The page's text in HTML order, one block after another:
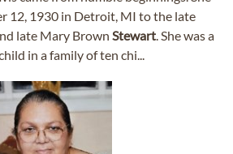
12, 1930 in Detroit, MI to the late
late Mary Brown Stewart. She was a
in a family of ten chi...